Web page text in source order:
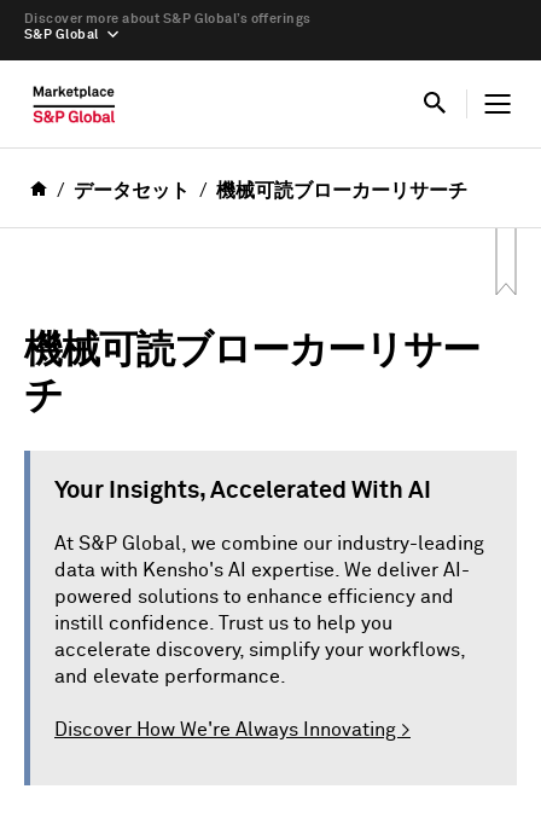
S&P Global
Discover more about S&P Global’s offerings
データセット 機械可読ブローカーリサーチ
機械可読ブローカーリサー
チ
Your Insights, Accelerated With AI
At S&P Global, we combine our industry-leading
data with Kensho's AI expertise. We deliver AI-
powered solutions to enhance efficiency and
instill confidence. Trust us to help you
accelerate discovery, simplify your workflows,
and elevate performance.
Discover How We're Always Innovating >